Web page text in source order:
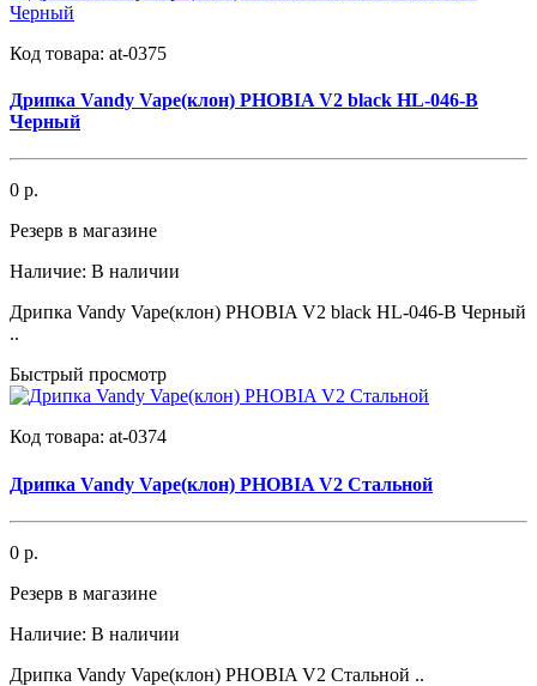
Код товара: at-0375
Дрипка Vandy Vape(клон) PHOBIA V2 black HL-046-B
Черный
0 р.
Резерв в магазине
Наличие: В наличии
Дрипка Vandy Vape(клон) PHOBIA V2 black HL-046-B Черный
..
Быстрый просмотр
Код товара: at-0374
Дрипка Vandy Vape(клон) PHOBIA V2 Стальной
0 р.
Резерв в магазине
Наличие: В наличии
Дрипка Vandy Vape(клон) PHOBIA V2 Стальной ..